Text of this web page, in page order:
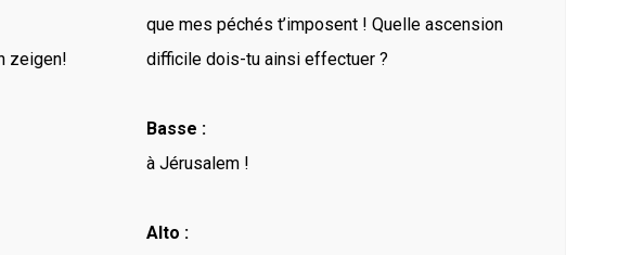
zeigen!
que mes péchés t’imposent ! Quelle ascension
difficile dois-tu ainsi effectuer ?
Basse :
à Jérusalem !
Alto :